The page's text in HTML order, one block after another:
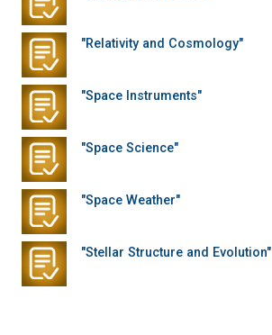
"Relativity and Cosmology"
"Space Instruments"
"Space Science"
"Space Weather"
"Stellar Structure and Evolution"